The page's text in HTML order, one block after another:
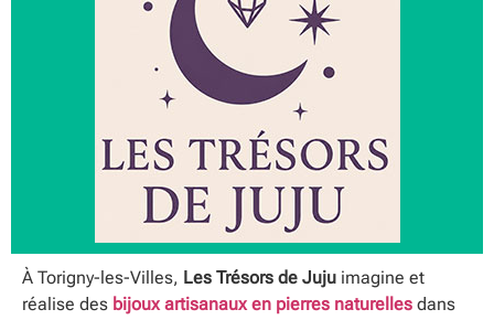
À Torigny-les-Villes, Les Trésors de Juju imagine et
réalise des bijoux artisanaux en pierres naturelles dans